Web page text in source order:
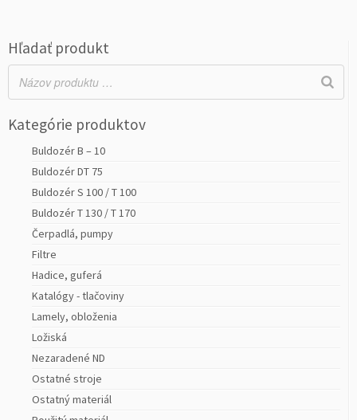
Hľadať produkt
Kategórie produktov
Buldozér B – 10
Buldozér DT 75
Buldozér S 100 / T 100
Buldozér T 130 / T 170
Čerpadlá, pumpy
Filtre
Hadice, guferá
Katalógy - tlačoviny
Lamely, obloženia
Ložiská
Nezaradené ND
Ostatné stroje
Ostatný materiál